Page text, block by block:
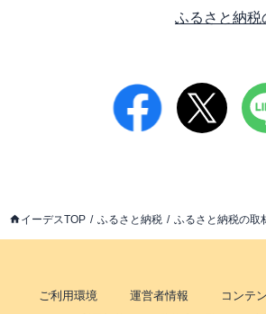
ふるさと納税
イーデスTOP ふるさと納税 ふるさと納税の取
ご利用環境 運営者情報
コンテ